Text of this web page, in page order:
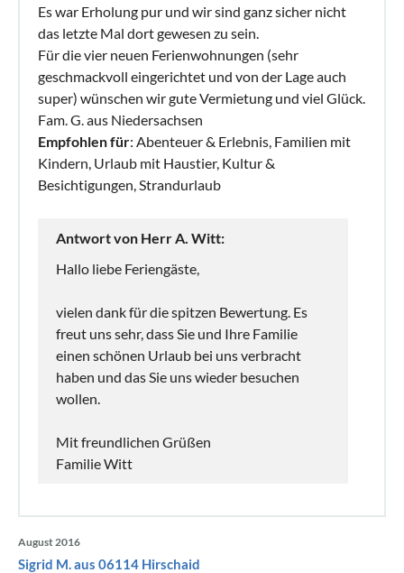
Es war Erholung pur und wir sind ganz sicher nicht
das letzte Mal dort gewesen zu sein.
Für die vier neuen Ferienwohnungen (sehr
geschmackvoll eingerichtet und von der Lage auch
super) wünschen wir gute Vermietung und viel Glück.
Fam. G. aus Niedersachsen
Empfohlen für: Abenteuer & Erlebnis, Familien mit
Kindern, Urlaub mit Haustier, Kultur &
Besichtigungen, Strandurlaub
Antwort von Herr A. Witt:
Hallo liebe Feriengäste,
vielen dank für die spitzen Bewertung. Es
freut uns sehr, dass Sie und Ihre Familie
einen schönen Urlaub bei uns verbracht
haben und das Sie uns wieder besuchen
wollen.
Mit freundlichen Grüßen
Familie Witt
August 2016
Sigrid M. aus 06114 Hirschaid